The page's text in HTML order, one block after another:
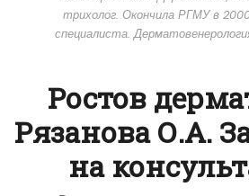
трихолог. Окончила РГМУ в
специалиста.
Ростов
Рязанова О.А.
на